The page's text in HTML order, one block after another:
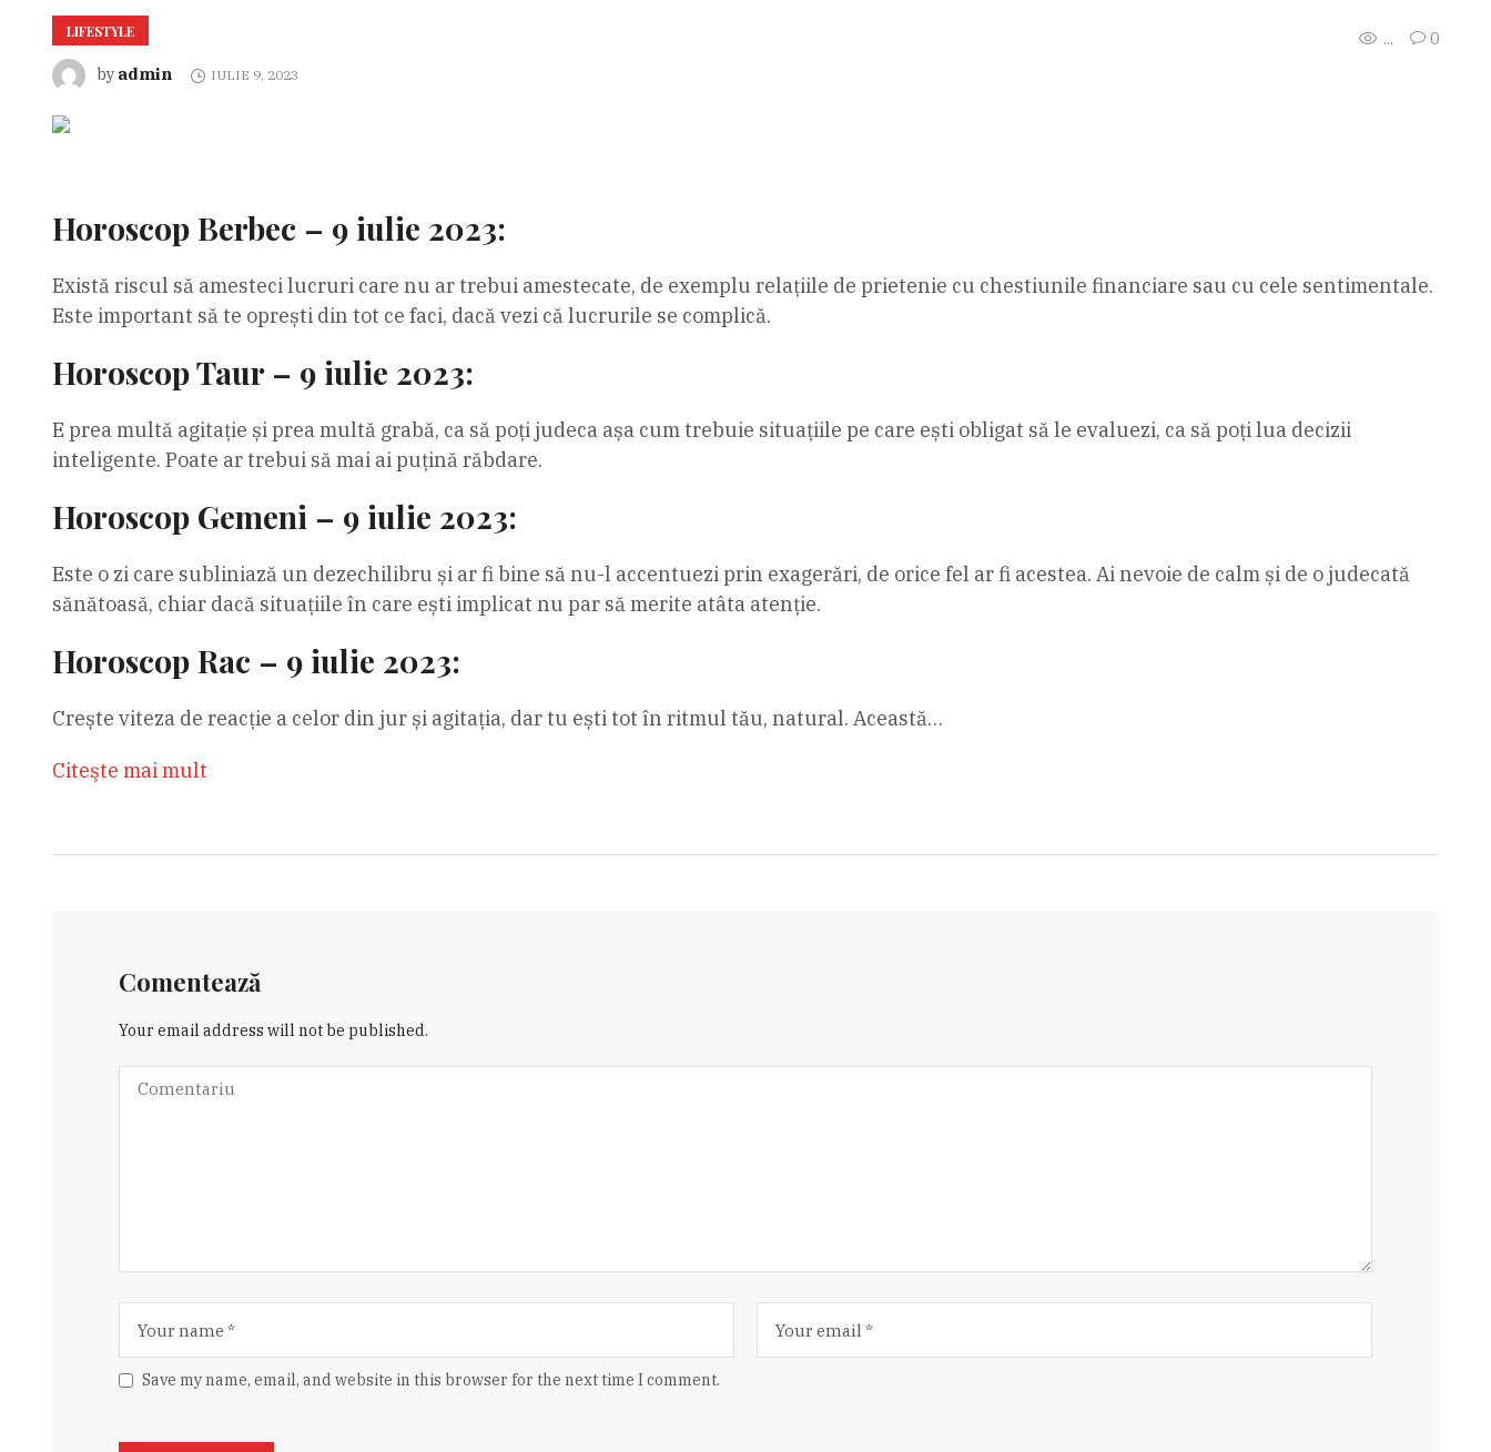
LIFESTYLE ...
0
by admin IULIE 9, 2023
Horoscop Berbec – 9 iulie 2023:
Există riscul să amesteci lucruri care nu ar trebui amestecate, de exemplu relațiile de prietenie cu chestiunile financiare sau cu cele sentimentale.
Este important să te oprești din tot ce faci, dacă vezi că lucrurile se complică.
Horoscop Taur – 9 iulie 2023:
E prea multă agitație și prea multă grabă, ca să poți judeca așa cum trebuie situațiile pe care ești obligat să le evaluezi, ca să poți lua decizii
inteligente. Poate ar trebui să mai ai puțină răbdare.
Horoscop Gemeni – 9 iulie 2023:
Este o zi care subliniază un dezechilibru și ar fi bine să nu-l accentuezi prin exagerări, de orice fel ar fi acestea. Ai nevoie de calm și de o judecată
sănătoasă, chiar dacă situațiile în care ești implicat nu par să merite atâta atenție.
Horoscop Rac – 9 iulie 2023:
Crește viteza de reacție a celor din jur și agitația, dar tu ești tot în ritmul tău, natural. Această…
Citeşte mai mult
Comentează
Your email address will not be published.
Save my name, email, and website in this browser for the next time I comment.